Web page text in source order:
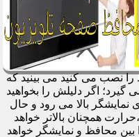
را نصب می کنید می بینید که
اگر دلیلش را بخواهید
نمایشگر بالا می رود و حال
همچنان بالاتر خواهد
بین محافظ و نمایشگر خواهد